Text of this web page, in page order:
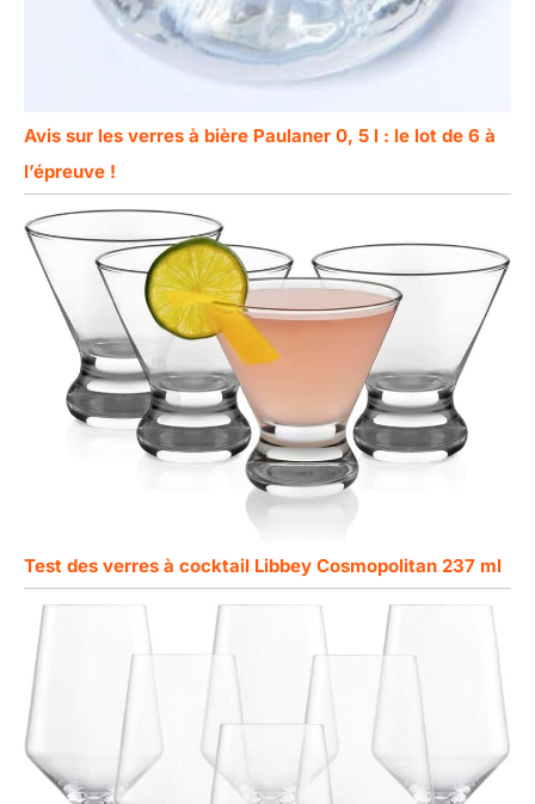
Avis sur les verres à bière Paulaner 0, 5 l : le lot de 6 à
l’épreuve !
Test des verres à cocktail Libbey Cosmopolitan 237 ml